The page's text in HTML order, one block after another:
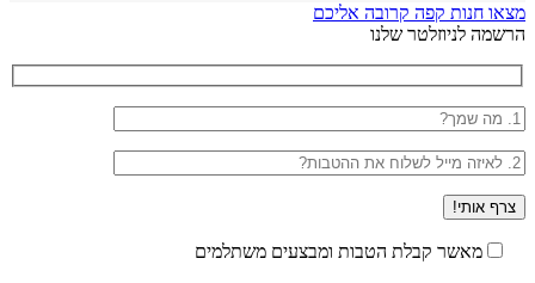
מצאו חנות קפה קרובה אליכם
הרשמה לניוזלטר שלנו
מאשר קבלת הטבות ומבצעים משתלמים